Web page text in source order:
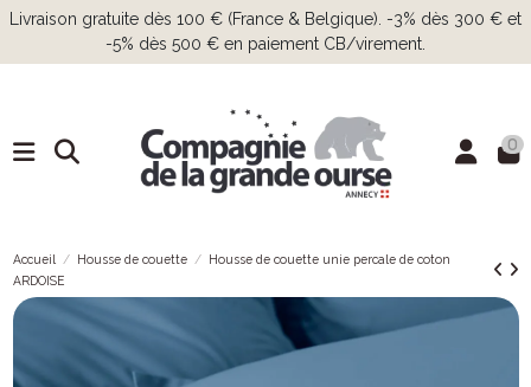
Livraison gratuite dès 100 € (France & Belgique). -3% dès 300 € et
-5% dès 500 € en paiement CB/virement.
0
Accueil Housse de couette
Housse de couette unie percale de coton
ARDOISE